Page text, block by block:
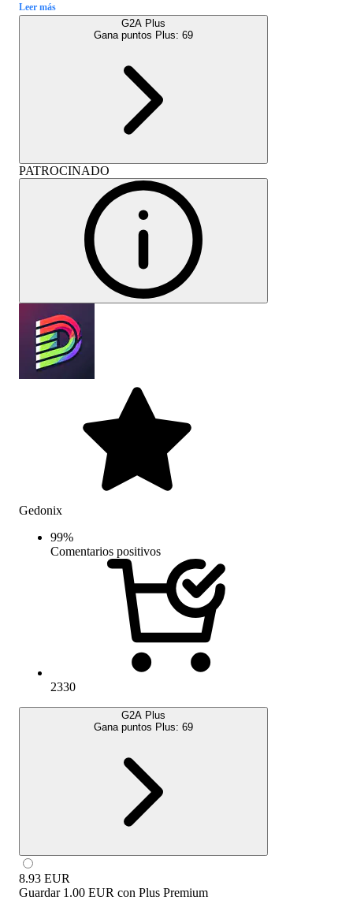
Leer más
G2A Plus
Gana puntos Plus: 69
PATROCINADO
Gedonix
99%
Comentarios positivos
2330
G2A Plus
Gana puntos Plus: 69
8.93 EUR
Guardar 1.00 EUR con Plus Premium